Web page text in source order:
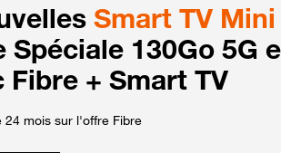
Smart TV Mini
Spéciale 130Go 5G
Fibre + Smart TV
24 mois sur l'offre Fibre